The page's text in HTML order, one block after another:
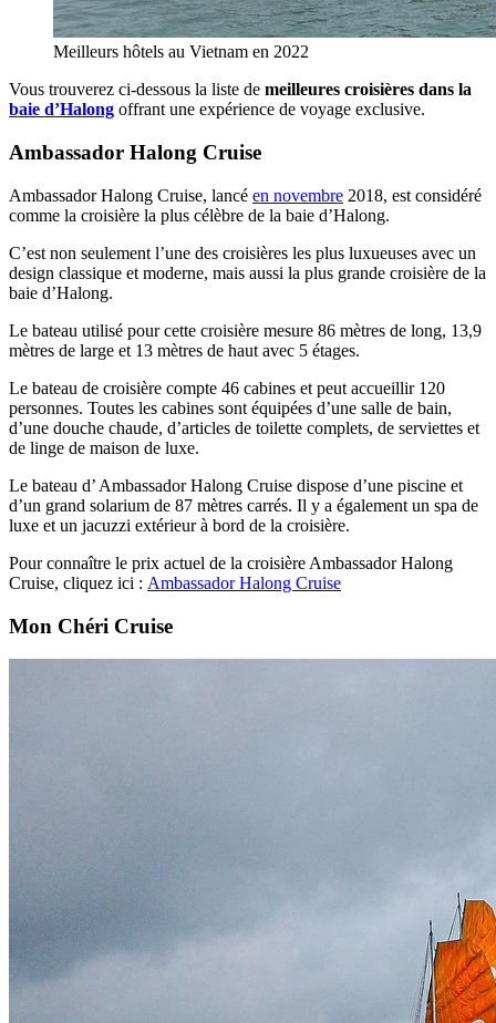
Meilleurs hôtels au Vietnam en 2022
Vous trouverez ci-dessous la liste de meilleures croisières dans la
baie d’Halong offrant une expérience de voyage exclusive.
Ambassador Halong Cruise
Ambassador Halong Cruise, lancé en novembre 2018, est considéré
comme la croisière la plus célèbre de la baie d’Halong.
C’est non seulement l’une des croisières les plus luxueuses avec un
design classique et moderne, mais aussi la plus grande croisière de la
baie d’Halong.
Le bateau utilisé pour cette croisière mesure 86 mètres de long, 13,9
mètres de large et 13 mètres de haut avec 5 étages.
Le bateau de croisière compte 46 cabines et peut accueillir 120
personnes. Toutes les cabines sont équipées d’une salle de bain,
d’une douche chaude, d’articles de toilette complets, de serviettes et
de linge de maison de luxe.
Le bateau d’ Ambassador Halong Cruise dispose d’une piscine et
d’un grand solarium de 87 mètres carrés. Il y a également un spa de
luxe et un jacuzzi extérieur à bord de la croisière.
Pour connaître le prix actuel de la croisière Ambassador Halong
Cruise, cliquez ici : Ambassador Halong Cruise
Mon Chéri Cruise